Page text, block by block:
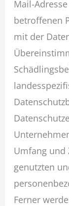
Mail-
betroffenen
mit der
Umfang und
genutzten
Ferner